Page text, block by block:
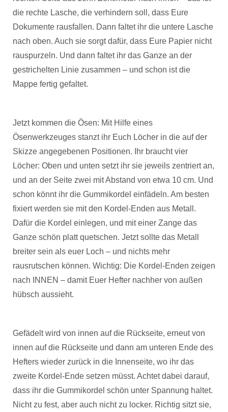
die rechte Lasche, die verhindern soll, dass Eure
Dokumente rausfallen. Dann faltet ihr die untere Lasche
nach oben. Auch sie sorgt dafür, dass Eure Papier nicht
rauspurzeln. Und dann faltet ihr das Ganze an der
gestrichelten Linie zusammen – und schon ist die
Mappe fertig gefaltet.
Jetzt kommen die Ösen: Mit Hilfe eines
Ösenwerkzeuges stanzt ihr Euch Löcher in die auf der
Skizze angegebenen Positionen. Ihr braucht vier
Löcher: Oben und unten setzt ihr sie jeweils zentriert an,
und an der Seite zwei mit Abstand von etwa 10 cm. Und
schon könnt ihr die Gummikordel einfädeln. Am besten
fixiert werden sie mit den Kordel-Enden aus Metall.
Dafür die Kordel einlegen, und mit einer Zange das
Ganze schön platt quetschen. Jetzt sollte das Metall
breiter sein als euer Loch – und nichts mehr
rausrutschen können. Wichtig: Die Kordel-Enden zeigen
nach INNEN – damit Euer Hefter nachher von außen
hübsch aussieht.
Gefädelt wird von innen auf die Rückseite, erneut von
innen auf die Rückseite und dann am unteren Ende des
Hefters wieder zurück in die Innenseite, wo ihr das
zweite Kordel-Ende setzen müsst. Achtet dabei darauf,
dass ihr die Gummikordel schön unter Spannung haltet.
Nicht zu fest, aber auch nicht zu locker. Richtig sitzt sie,